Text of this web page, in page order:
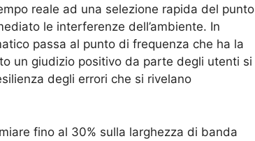
reale ad una selezione rapida del punto
le interferenze dell’ambiente. In
passa al punto di frequenza che ha la
un giudizio positivo da parte degli utenti si
degli errori che si rivelano
fino al 30% sulla larghezza di banda